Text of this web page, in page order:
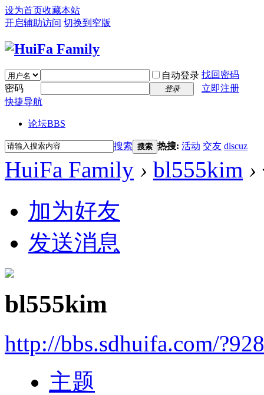
设为首页收藏本站
开启辅助访问 切换到窄版
自动登录 找回密码
密码
登录
立即注册
快捷导航
论坛BBS
搜索 搜索 热搜: 活动 交友 discuz
HuiFa Family › bl555kim ›
加为好友
发送消息
bl555kim
http://bbs.sdhuifa.com/
主题